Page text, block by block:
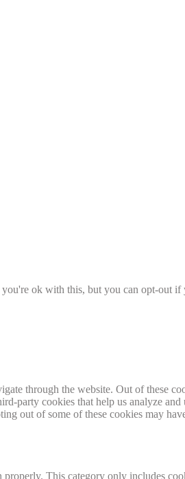
ok with this, but you can opt-out if
through the website. Out of these
party cookies that help us analyze
out of some of these cookies may
This category only includes